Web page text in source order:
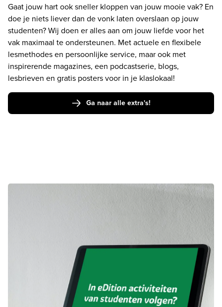
Gaat jouw hart ook sneller kloppen van jouw mooie vak? En
doe je niets liever dan de vonk laten overslaan op jouw
studenten? Wij doen er alles aan om jouw liefde voor het
vak maximaal te ondersteunen. Met actuele en flexibele
lesmethodes en persoonlijke service, maar ook met
inspirerende magazines, een podcastserie, blogs,
lesbrieven en gratis posters voor in je klaslokaal!
Ga naar alle extra's!